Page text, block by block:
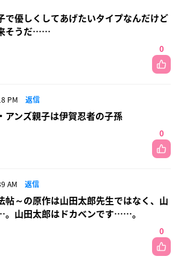
で優しくしてあげたいタイプなんだけど
そうだ……
0
PM 返信
アンズ親子は伊賀忍者の子孫
0
AM 返信
帖～の原作は山田太郎先生ではなく、山
山田太郎はドカベンです……。
0